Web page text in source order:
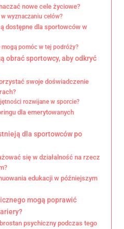
nowe cele życiowe?
wyznaczaniu celów?
dostępne dla sportowców w
pomóc w tej podróży?
obrać sportowcy, aby odkryć
swoje doświadczenie
rozwijane w sporcie?
dla emerytowanych
dla sportowców po
się w działalność na rzecz
edukacji w późniejszym
mogą poprawić
psychiczny podczas tego